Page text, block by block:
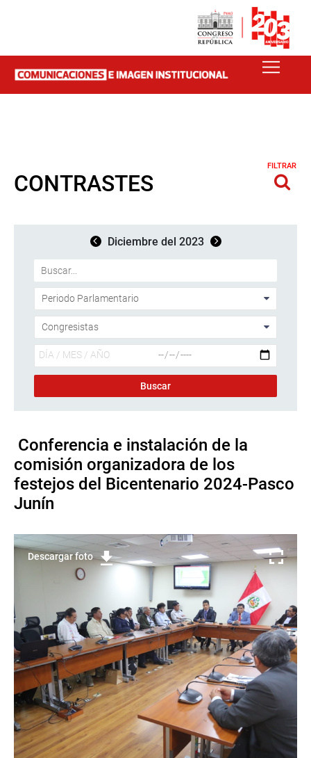
CONTRASTES
FILTRAR
Diciembre del 2023
Conferencia e instalación de la
comisión organizadora de los
festejos del Bicentenario 2024-Pasco
Junín
Descargar foto